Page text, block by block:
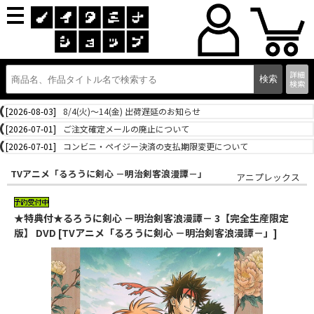
詳細
検索
[2026-08-03]
8/4(火)～14(金) 出荷遅延のお知らせ
[2026-07-01]
ご注文確定メールの廃止について
[2026-07-01]
コンビニ・ペイジー決済の支払期限変更について
TVアニメ「るろうに剣心 －明治剣客浪漫譚－」 アニプレックス
★特典付★るろうに剣心 －明治剣客浪漫譚－ 3【完全生産限定
版】 DVD [TVアニメ「るろうに剣心 －明治剣客浪漫譚－」]